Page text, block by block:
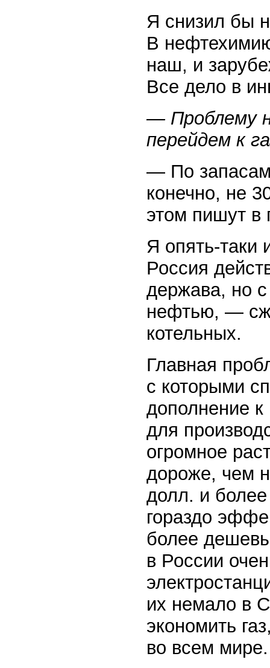
Я снизил бы
В
наш, и
Все дело в
— Проблему
перейдем к
— По
конечно, не
этом пишут в
Я опять-таки
Россия
держава, но
нефтью, —
котельных.
Главная
с которыми
дополнение к
для
огромное
дороже, чем
долл. и
гораздо
более
в России
их немало в
экономить
во всем мире.